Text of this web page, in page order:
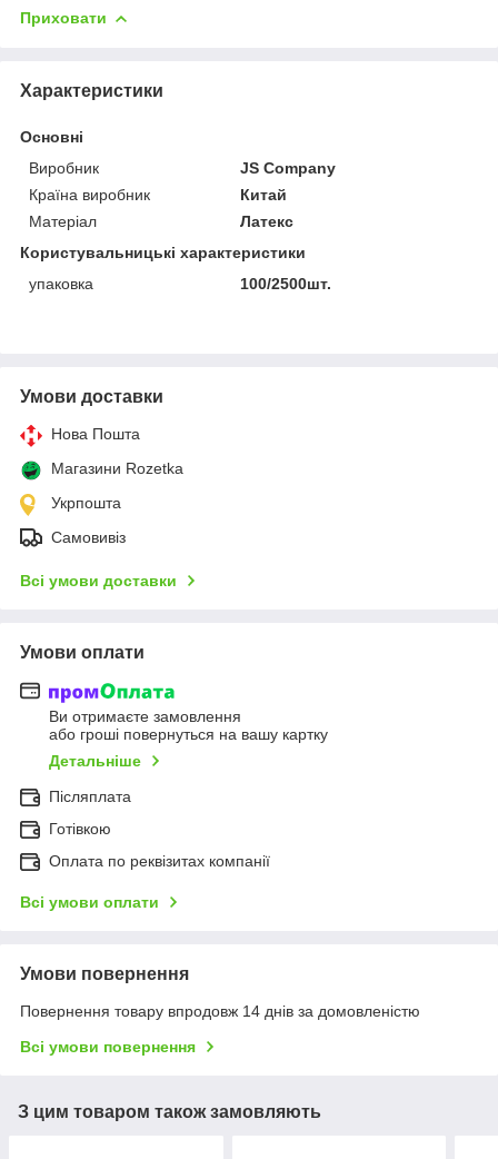
Приховати
Характеристики
Основні
Виробник
JS Company
Країна виробник
Китай
Матеріал
Латекс
Користувальницькі характеристики
упаковка
100/2500шт.
Умови доставки
Нова Пошта
Магазини Rozetka
Укрпошта
Самовивіз
Всі умови доставки
Умови оплати
Ви отримаєте замовлення
або гроші повернуться на вашу картку
Детальніше
Післяплата
Готівкою
Оплата по реквізитах компанії
Всі умови оплати
Умови повернення
Повернення товару впродовж 14 днів за домовленістю
Всі умови повернення
З цим товаром також замовляють